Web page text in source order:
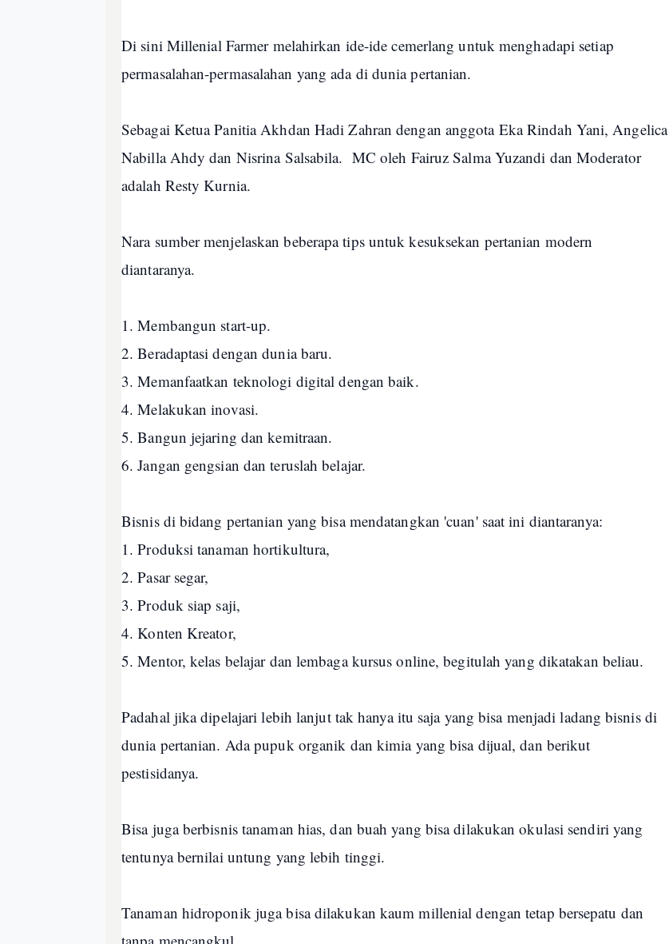
Di sini Millenial Farmer melahirkan ide-ide cemerlang untuk menghadapi setiap
permasalahan-permasalahan yang ada di dunia pertanian.
Sebagai Ketua Panitia Akhdan Hadi Zahran dengan anggota Eka Rindah Yani, Angelica
Nabilla Ahdy dan Nisrina Salsabila. MC oleh Fairuz Salma Yuzandi dan Moderator
adalah Resty Kurnia.
Nara sumber menjelaskan beberapa tips untuk kesuksekan pertanian modern
diantaranya.
1. Membangun start-up.
2. Beradaptasi dengan dunia baru.
3. Memanfaatkan teknologi digital dengan baik.
4. Melakukan inovasi.
5. Bangun jejaring dan kemitraan.
6. Jangan gengsian dan teruslah belajar.
Bisnis di bidang pertanian yang bisa mendatangkan 'cuan' saat ini diantaranya:
1. Produksi tanaman hortikultura,
2. Pasar segar,
3. Produk siap saji,
4. Konten Kreator,
5. Mentor, kelas belajar dan lembaga kursus online, begitulah yang dikatakan beliau.
Padahal jika dipelajari lebih lanjut tak hanya itu saja yang bisa menjadi ladang bisnis di
dunia pertanian. Ada pupuk organik dan kimia yang bisa dijual, dan berikut
pestisidanya.
Bisa juga berbisnis tanaman hias, dan buah yang bisa dilakukan okulasi sendiri yang
tentunya bernilai untung yang lebih tinggi.
Tanaman hidroponik juga bisa dilakukan kaum millenial dengan tetap bersepatu dan